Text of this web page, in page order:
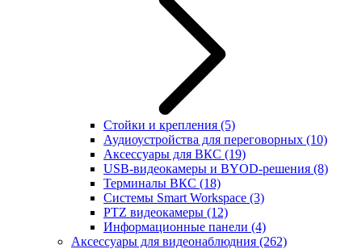
Стойки и крепления (5)
Аудиоустройства для переговорных (10)
Аксессуары для ВКС (19)
USB-видеокамеры и BYOD-решения (8)
Терминалы ВКС (18)
Системы Smart Workspace (3)
PTZ видеокамеры (12)
Информационные панели (4)
Аксессуары для видеонаблюдния (262)